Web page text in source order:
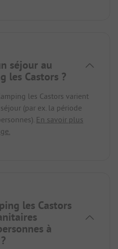
séjour au
les Castors ?
les Castors varient
(par ex. la période
En savoir plus
les Castors
à